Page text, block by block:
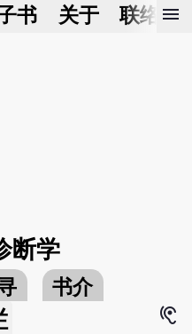
书 关于 联络我
menu
断学
书介
hearing